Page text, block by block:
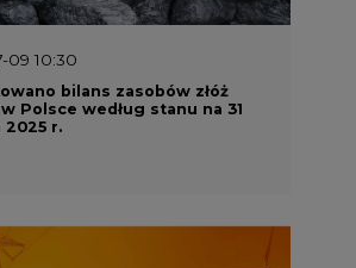
09 10:30
bilans zasobów złóż
Polsce według stanu na 31
2025 r.